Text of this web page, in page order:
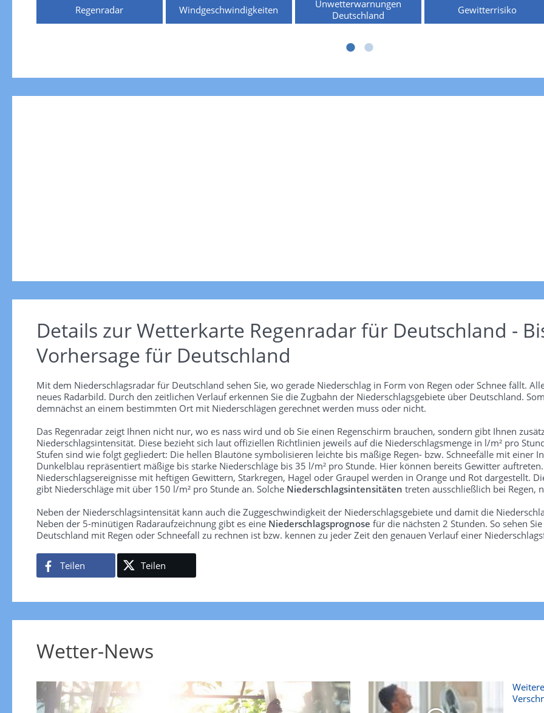
Regenradar Windgeschwindigkeiten
Unwetterwarnungen
Deutschland
Gewitterrisiko
Details zur Wetterkarte Regenradar für Deutschland -
Vorhersage für Deutschland
Mit dem Niederschlagsradar für Deutschland sehen Sie, wo gerade Niederschlag in Form von Regen oder Schnee fällt.
neues Radarbild. Durch den zeitlichen Verlauf erkennen Sie die Zugbahn der Niederschlagsgebiete über Deutschland.
demnächst an einem bestimmten Ort mit Niederschlägen gerechnet werden muss oder nicht.
Das Regenradar zeigt Ihnen nicht nur, wo es nass wird und ob Sie einen Regenschirm brauchen, sondern gibt Ihnen
Niederschlagsintensität. Diese bezieht sich laut offiziellen Richtlinien jeweils auf die Niederschlagsmenge in l/m² pro
Stufen sind wie folgt gegliedert: Die hellen Blautöne symbolisieren leichte bis mäßige Regen- bzw. Schneefälle mit einer
Dunkelblau repräsentiert mäßige bis starke Niederschläge bis 35 l/m² pro Stunde. Hier können bereits Gewitter
Niederschlagsereignisse mit heftigen Gewittern, Starkregen, Hagel oder Graupel werden in Orange und Rot dargestellt.
gibt Niederschläge mit über 150 l/m² pro Stunde an. Solche Niederschlagsintensitäten treten ausschließlich bei Regen,
Neben der Niederschlagsintensität kann auch die Zuggeschwindigkeit der Niederschlagsgebiete und damit die
Neben der 5-minütigen Radaraufzeichnung gibt es eine Niederschlagsprognose für die nächsten 2 Stunden. So sehen
Deutschland mit Regen oder Schneefall zu rechnen ist bzw. kennen zu jeder Zeit den genauen Verlauf einer
Teilen Teilen
Wetter-News